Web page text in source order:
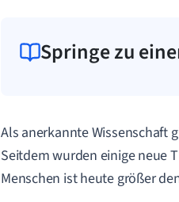
Springe zu
Als anerkannte Wissenschaft
Seitdem wurden einige neue
Menschen ist heute größer